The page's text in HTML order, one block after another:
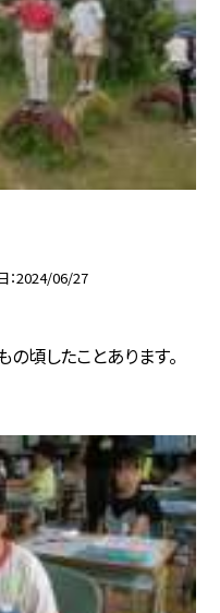
2024/06/27
の頃したことあります。